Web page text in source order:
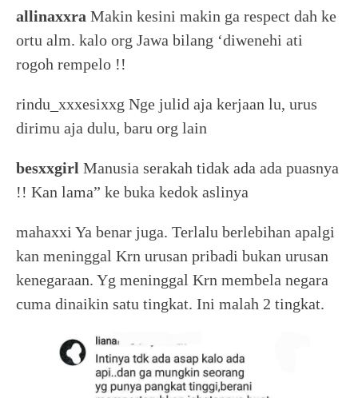
allinaxxra Makin kesini makin ga respect dah ke
ortu alm. kalo org Jawa bilang ‘diwenehi ati
rogoh rempelo !!
rindu_xxxesixxg Nge julid aja kerjaan lu, urus
dirimu aja dulu, baru org lain
besxxgirl Manusia serakah tidak ada ada puasnya
!! Kan lama” ke buka kedok aslinya
mahaxxi Ya benar juga. Terlalu berlebihan apalgi
kan meninggal Krn urusan pribadi bukan urusan
kenegaraan. Yg meninggal Krn membela negara
cuma dinaikin satu tingkat. Ini malah 2 tingkat.